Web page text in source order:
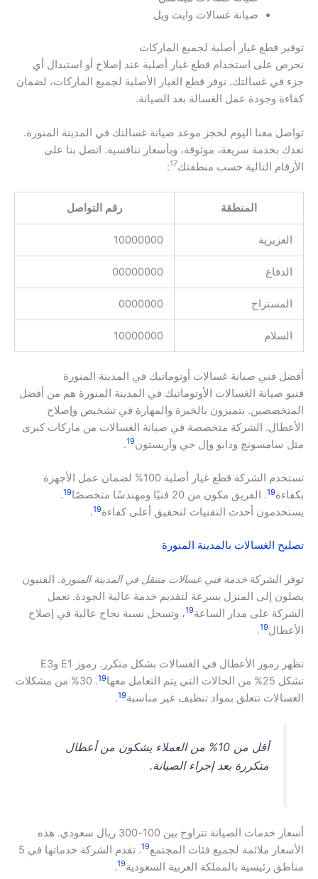
صيانة غسالات وايت ويل
توفير قطع غيار أصلية لجميع الماركات
نحرص على استخدام قطع غيار أصلية عند إصلاح أو استبدال أي
جزء في غسالتك. نوفر قطع الغيار الأصلية لجميع الماركات، لضمان
كفاءة وجودة عمل الغسالة بعد الصيانة.
تواصل معنا اليوم لحجز موعد صيانة غسالتك في المدينة المنورة.
نعدك بخدمة سريعة، موثوقة، وبأسعار تنافسية. اتصل بنا على
الأرقام التالية حسب منطقتك17
:
المنطقة رقم التواصل
العزيزية 10000000
الدفاع 00000000
المستراح 0000000
السلام 10000000
أفضل فني صيانة غسالات أوتوماتيك في المدينة المنورة
فنيو صيانة الغسالات الأوتوماتيك في المدينة المنورة هم من أفضل
المتخصصين. يتميزون بالخبرة والمهارة في تشخيص وإصلاح
الأعطال. الشركة متخصصة في صيانة الغسالات من ماركات كبرى
مثل سامسونج ودايو وإل جي وآريستون19
.
تستخدم الشركة قطع غيار أصلية 100% لضمان عمل الأجهزة
بكفاءة19. الفريق مكون من 20 فنيًا ومهندسًا متخصصًا 19
.
يستخدمون أحدث التقنيات لتحقيق أعلى كفاءة19
.
تصليح الغسالات بالمدينة المنورة
توفر الشركة خدمة فني غسالات متنقل في المدينة المنورة. الفنيون
يصلون إلى المنزل بسرعة لتقديم خدمة عالية الجودة. تعمل
الشركة على مدار الساعة19، وتسجل نسبة نجاح عالية في إصلاح
الأعطال19
.
تظهر رموز الأعطال في الغسالات بشكل متكرر. رموز E1 وE3
تشكل 25% من الحالات التي يتم التعامل معها
19
. 30% من مشكلات
الغسالات تتعلق بمواد تنظيف غير مناسبة19
.
أقل من 10% من العملاء يشكون من أعطال
متكررة بعد إجراء الصيانة.
أسعار خدمات الصيانة تتراوح بين 100-300 ريال سعودي. هذه
الأسعار ملائمة لجميع فئات المجتمع19
. تقدم الشركة خدماتها في 5
مناطق رئيسية بالمملكة العربية السعودية19
.